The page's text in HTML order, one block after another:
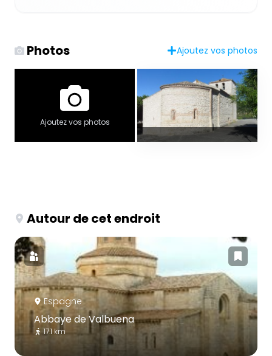
Photos Ajoutez vos photos
Ajoutez vos photos
Autour de cet endroit
Espagne
Abbaye de Valbuena
17.1 km